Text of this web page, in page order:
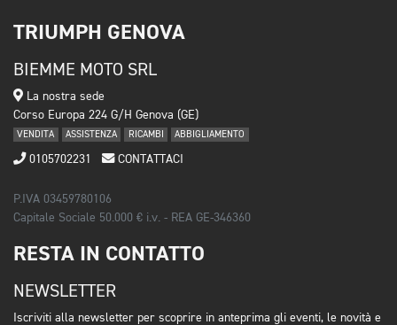
TRIUMPH GENOVA
BIEMME MOTO SRL
La nostra sede
Corso Europa 224 G/H Genova (GE)
VENDITA ASSISTENZA RICAMBI ABBIGLIAMENTO
0105702231 CONTATTACI
P.IVA 03459780106
Capitale Sociale 50.000 € i.v. - REA GE-346360
RESTA IN CONTATTO
NEWSLETTER
Iscriviti alla newsletter per scoprire in anteprima gli eventi, le novità e